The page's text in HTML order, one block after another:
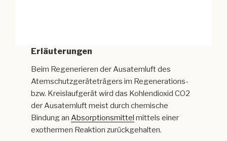
Erläuterungen
Beim Regenerieren der Ausatemluft des
Atemschutzgeräteträgers im Regenerations-
bzw. Kreislaufgerät wird das Kohlendioxid CO2
der Ausatemluft meist durch chemische
Bindung anAbsorptionsmittel mittels einer
exothermen Reaktion zurückgehalten.